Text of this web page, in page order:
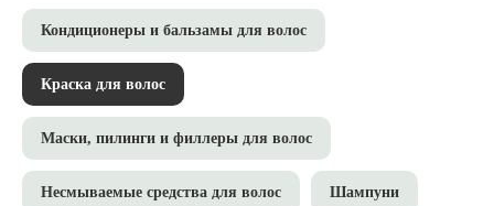
Кондиционеры и бальзамы для волос
Краска для волос
Маски, пилинги и филлеры для волос
Несмываемые средства для волос Шампуни